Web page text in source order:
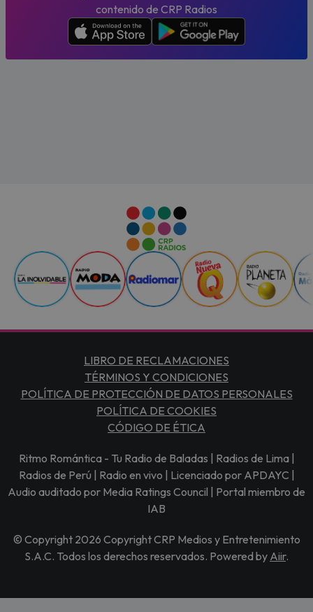
contenido de CRP Radios
LIBRO DE RECLAMACIONES
TÉRMINOS Y CONDICIONES
POLÍTICA DE PROTECCIÓN DE DATOS PERSONALES
POLÍTICA DE COOKIES
CÓDIGO DE ÉTICA
Ritmo Romántica - Tu Radio de Baladas | Radios de Lima |
Radios de Perú | Radio en vivo | Licenciado por APDAYC |
Audio auditado por Media Ratings Council | Portal miembro de
IAB
© Copyright 2026 Copyright CRP Medios y Entretenimiento
S.A.C. Todos los derechos reservados. Powered by Aiir.